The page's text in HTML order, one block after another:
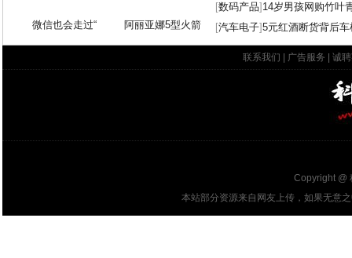
微信也会走过“ 阿丽亚娜5型火箭
[数码产品] 14岁男孩网购竹叶
[汽车电子]5元红酒断货背后
联系我们 广告服务 诚
Copyright @
本站部分资源来自网友上传，如果无意